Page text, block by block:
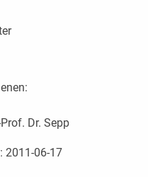
Dr. Sepp
2011-06-17